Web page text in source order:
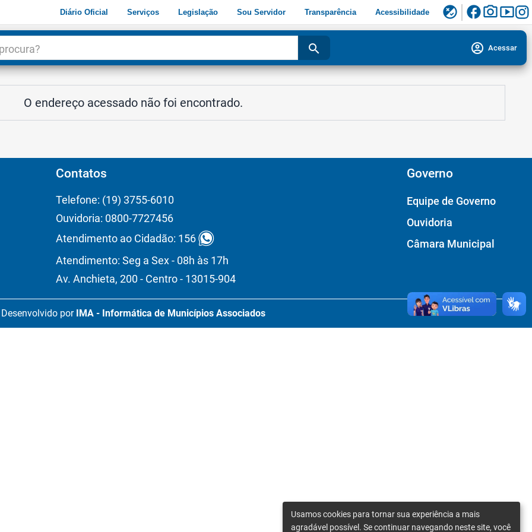
Diário Oficial Serviços Legislação Sou Servidor Transparência Acessibilidade flaky facebookphoto_camerasmart_display
search account_circle Acessar
O endereço acessado não foi encontrado.
Contatos
Telefone: (19) 3755-6010
Ouvidoria: 0800-7727456
Atendimento ao Cidadão: 156
Atendimento: Seg a Sex - 08h às 17h
Av. Anchieta, 200 - Centro - 13015-904
Governo
Equipe de Governo
Ouvidoria
Câmara Municipal
Desenvolvido por IMA - Informática de Municípios Associados
Usamos cookies para tornar sua experiência a mais
agradável possível. Se continuar navegando neste site, você